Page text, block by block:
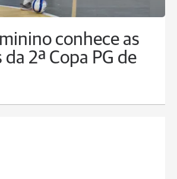
conhece as
2ª Copa PG de